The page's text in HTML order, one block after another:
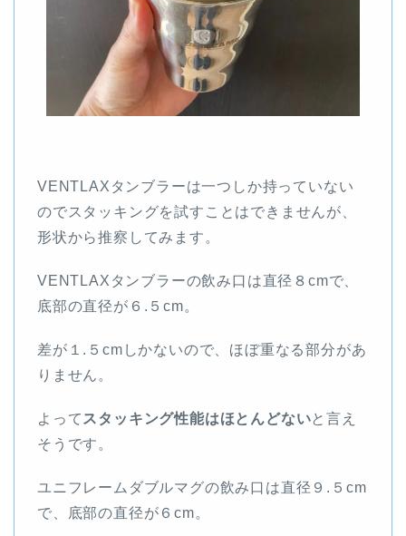
VENTLAXタンブラーは一つしか持っていない
のでスタッキングを試すことはできませんが、
形状から推察してみます。
VENTLAXタンブラーの飲み口は直径８cmで、
底部の直径が６.５cm。
差が１.５cmしかないので、ほぼ重なる部分があ
りません。
よって スタッキング性能はほとんどないと言え
そうです。
ユニフレームダブルマグの飲み口は直径９.５cm
で、底部の直径が６cm。